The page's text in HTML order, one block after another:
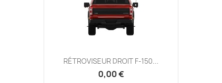
RÉTROVISEUR DROIT F-150...
0,00 €